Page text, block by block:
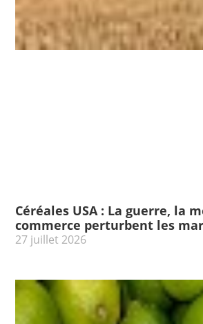
Céréales USA : La guerre, la
commerce perturbent les
27 juillet 2026